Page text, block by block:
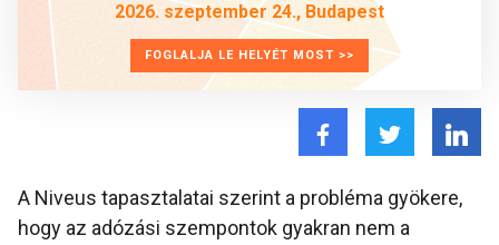
2026. szeptember 24., Budapest
FOGLALJA LE HELYÉT MOST >>
A Niveus tapasztalatai szerint a probléma gyökere,
hogy az adózási szempontok gyakran nem a